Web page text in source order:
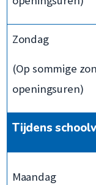
Zondag
(Op sommige
openingsuren)
Tijdens
Maandag